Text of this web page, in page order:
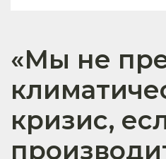
«Мы не
кризис,